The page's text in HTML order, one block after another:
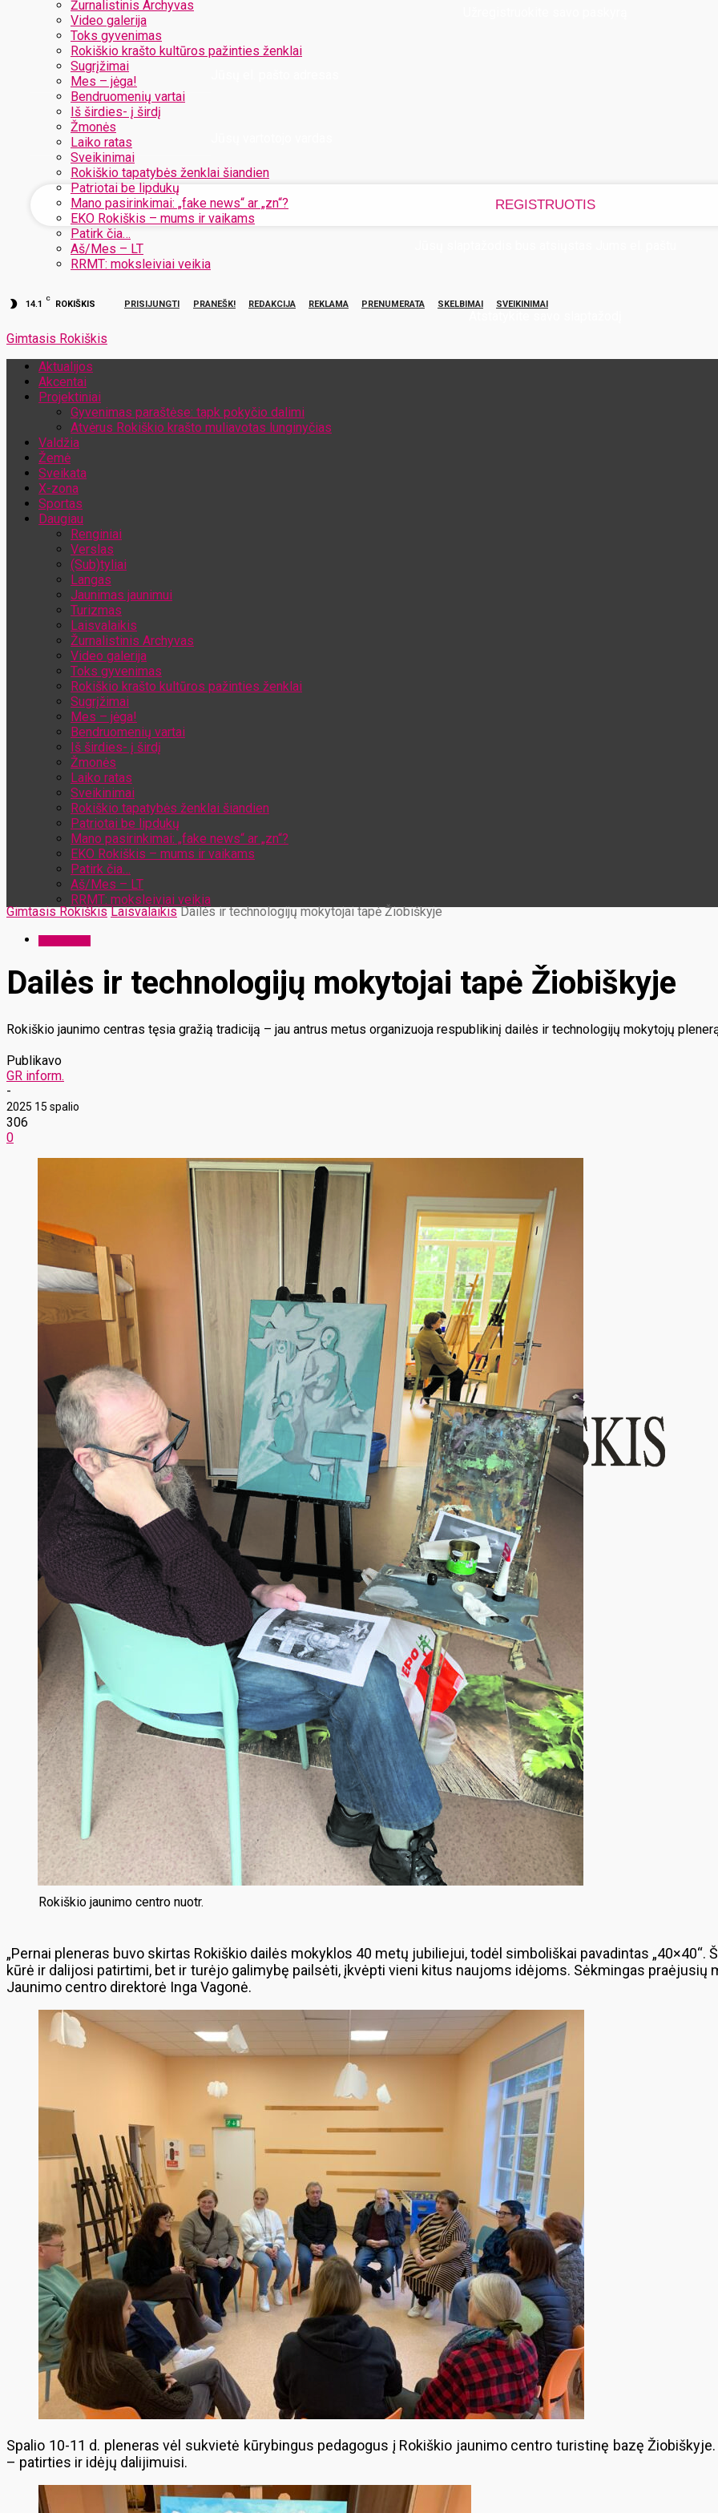
Žurnalistinis Archyvas
Video galerija
Toks gyvenimas
Rokiškio krašto kultūros pažinties ženklai
Sugrįžimai
Mes – jėga!
Bendruomenių vartai
Iš širdies- į širdį
Žmonės
Laiko ratas
Sveikinimai
Rokiškio tapatybės ženklai šiandien
Patriotai be lipdukų
Mano pasirinkimai: „fake news“ ar „zn“?
EKO Rokiškis – mums ir vaikams
Patirk čia…
Aš/Mes – LT
RRMT: moksleiviai veikia
14.1
C
ROKIŠKIS PRISIJUNGTI PRANEŠK! REDAKCIJA REKLAMA PRENUMERATA SKELBIMAI SVEIKINIMAI
Gimtasis Rokiškis
Aktualijos
Akcentai
Projektiniai
Gyvenimas paraštėse: tapk pokyčio dalimi
Atvėrus Rokiškio krašto muliavotas lunginyčias
Valdžia
Žemė
Sveikata
X-zona
Sportas
Daugiau
Renginiai
Verslas
(Sub)tyliai
Langas
Jaunimas jaunimui
Turizmas
Laisvalaikis
Žurnalistinis Archyvas
Video galerija
Toks gyvenimas
Rokiškio krašto kultūros pažinties ženklai
Sugrįžimai
Mes – jėga!
Bendruomenių vartai
Iš širdies- į širdį
Žmonės
Laiko ratas
Sveikinimai
Rokiškio tapatybės ženklai šiandien
Patriotai be lipdukų
Mano pasirinkimai: „fake news“ ar „zn“?
EKO Rokiškis – mums ir vaikams
Patirk čia…
Aš/Mes – LT
RRMT: moksleiviai veikia
Gimtasis Rokiškis Laisvalaikis Dailės ir technologijų mokytojai tapė Žiobiškyje
Dailės ir technologijų mokytojai tapė Žiobiškyje
Rokiškio jaunimo centras tęsia gražią tradiciją – jau antrus metus organizuoja respublikinį dailės ir technologijų mokytojų
Publikavo
GR inform.
-
2025 15 spalio
306
0
Rokiškio jaunimo centro nuotr.
„Pernai pleneras buvo skirtas Rokiškio dailės mokyklos 40 metų jubiliejui, todėl simboliškai pavadintas
kūrė ir dalijosi patirtimi, bet ir turėjo galimybę pailsėti, įkvėpti vieni kitus naujoms idėjoms. Sėkmingas
Jaunimo centro direktorė Inga Vagonė.
Spalio 10-11 d. pleneras vėl sukvietė kūrybingus pedagogus į Rokiškio jaunimo centro turistinę bazę
– patirties ir idėjų dalijimuisi.